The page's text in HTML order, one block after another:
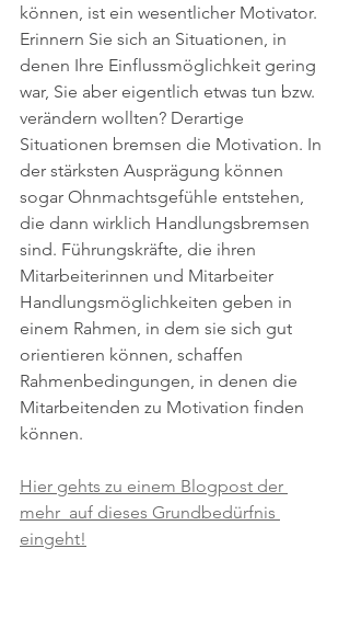
können, ist ein wesentlicher Motivator.
Erinnern Sie sich an Situationen, in
denen Ihre Einflussmöglichkeit gering
war, Sie aber eigentlich etwas tun bzw.
verändern wollten? Derartige
Situationen bremsen die Motivation. In
der stärksten Ausprägung können
sogar Ohnmachtsgefühle entstehen,
die dann wirklich Handlungsbremsen
sind. Führungskräfte, die ihren
Mitarbeiterinnen und Mitarbeiter
Handlungsmöglichkeiten geben in
einem Rahmen, in dem sie sich gut
orientieren können, schaffen
Rahmenbedingungen, in denen die
Mitarbeitenden zu Motivation finden
können.
Hier gehts zu einem Blogpost der
mehr  auf dieses Grundbedürfnis
eingeht!